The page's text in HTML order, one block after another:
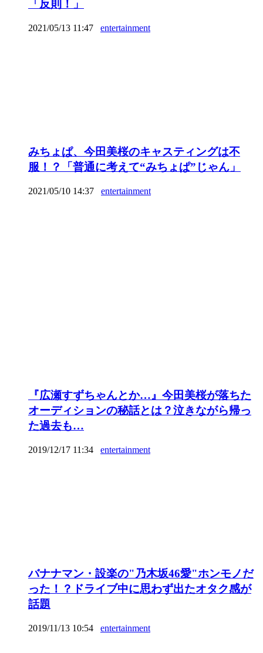
「反則！」
2021/05/13 11:47 entertainment
みちょぱ、今田美桜のキャスティングは不
服！？「普通に考えて“みちょぱ”じゃん」
2021/05/10 14:37 entertainment
『広瀬すずちゃんとか…』今田美桜が落ちた
オーディションの秘話とは？泣きながら帰っ
た過去も…
2019/12/17 11:34 entertainment
バナナマン・設楽の"乃木坂46愛"ホンモノだ
った！？ドライブ中に思わず出たオタク感が
話題
2019/11/13 10:54 entertainment